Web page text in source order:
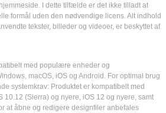
I dette tilfælde er det ikke tilladt at
formål uden den nødvendige licens. Alt indhold
tekster, billeder og videoer, er beskyttet af
med populære enheder og
macOS, iOS og Android. For optimal brug
systemkrav: Produktet er kompatibelt med
10.12 (Sierra) og nyere, iOS 12 og nyere, samt
at åbne og redigere designfiler anbefales